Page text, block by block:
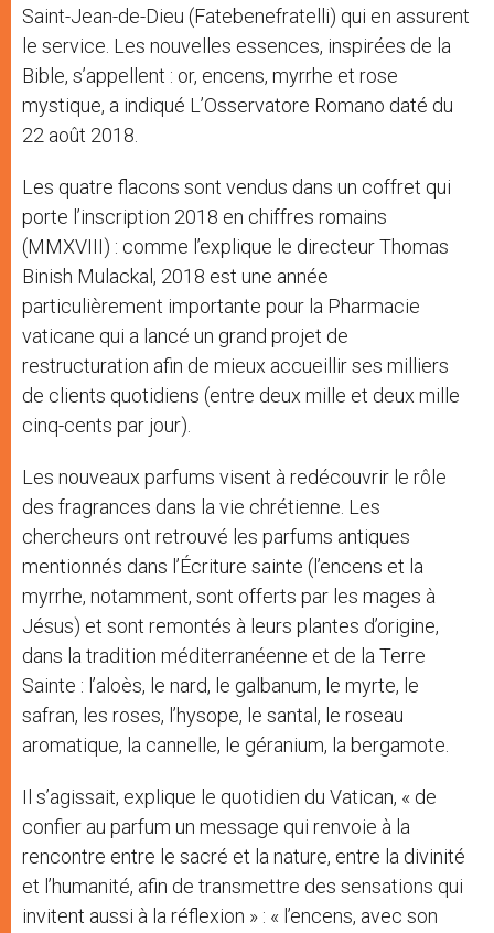
Saint-Jean-de-Dieu (Fatebenefratelli) qui en assurent
le service. Les nouvelles essences, inspirées de la
Bible, s’appellent : or, encens, myrrhe et rose
mystique, a indiqué L’Osservatore Romano daté du
22 août 2018.
Les quatre flacons sont vendus dans un coffret qui
porte l’inscription 2018 en chiffres romains
(MMXVIII) : comme l’explique le directeur Thomas
Binish Mulackal, 2018 est une année
particulièrement importante pour la Pharmacie
vaticane qui a lancé un grand projet de
restructuration afin de mieux accueillir ses milliers
de clients quotidiens (entre deux mille et deux mille
cinq-cents par jour).
Les nouveaux parfums visent à redécouvrir le rôle
des fragrances dans la vie chrétienne. Les
chercheurs ont retrouvé les parfums antiques
mentionnés dans l’Écriture sainte (l’encens et la
myrrhe, notamment, sont offerts par les mages à
Jésus) et sont remontés à leurs plantes d’origine,
dans la tradition méditerranéenne et de la Terre
Sainte : l’aloès, le nard, le galbanum, le myrte, le
safran, les roses, l’hysope, le santal, le roseau
aromatique, la cannelle, le géranium, la bergamote.
Il s’agissait, explique le quotidien du Vatican, « de
confier au parfum un message qui renvoie à la
rencontre entre le sacré et la nature, entre la divinité
et l’humanité, afin de transmettre des sensations qui
invitent aussi à la réflexion » : « l’encens, avec son